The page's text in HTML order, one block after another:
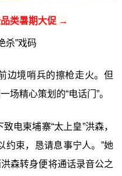
类暑期大促 →
杀”戏码
边境哨兵的擦枪走火。但
场精心策划的“电话门”。
电柬埔寨“太上皇”洪森，
约束，恳请息事宁人。”她
森转身便将通话录音公之